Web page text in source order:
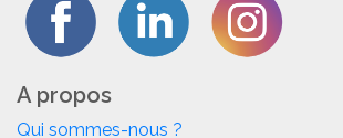
A propos
Qui sommes-nous ?